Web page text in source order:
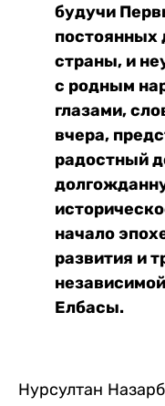
будучи
постоянных
страны, и
с родным
глазами,
вчера,
радостный
начало
развития и
Елбасы.
Нурсултан